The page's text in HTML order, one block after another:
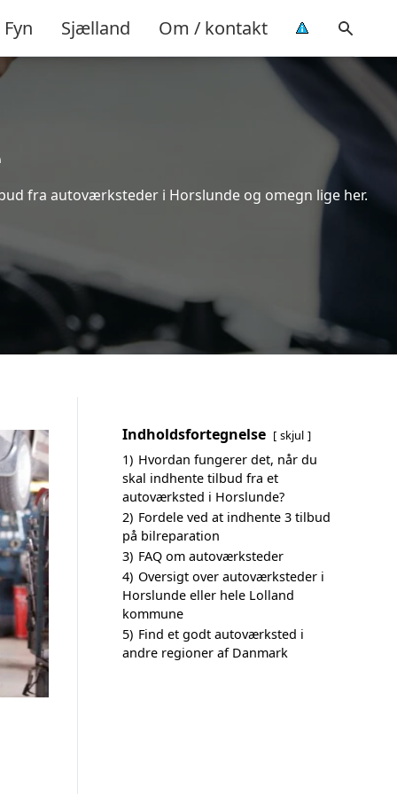
Fyn Sjælland Om / kontakt
fra autoværksteder i Horslunde og omegn lige her.
Indholdsfortegnelse skjul
1) Hvordan fungerer det, når du
skal indhente tilbud fra et
autoværksted i Horslunde?
2) Fordele ved at indhente 3 tilbud
på bilreparation
3) FAQ om autoværksteder
4) Oversigt over autoværksteder i
Horslunde eller hele Lolland
kommune
5) Find et godt autoværksted i
andre regioner af Danmark